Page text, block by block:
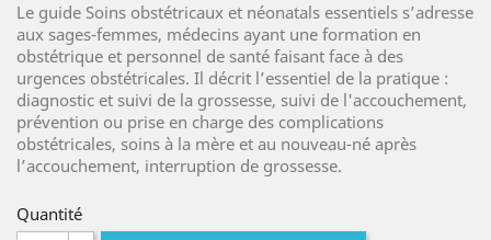
Le guide Soins obstétricaux et néonatals essentiels s’adresse
aux sages-femmes, médecins ayant une formation en
obstétrique et personnel de santé faisant face à des
urgences obstétricales. Il décrit l’essentiel de la pratique :
diagnostic et suivi de la grossesse, suivi de l'accouchement,
prévention ou prise en charge des complications
obstétricales, soins à la mère et au nouveau-né après
l’accouchement, interruption de grossesse.
Quantité